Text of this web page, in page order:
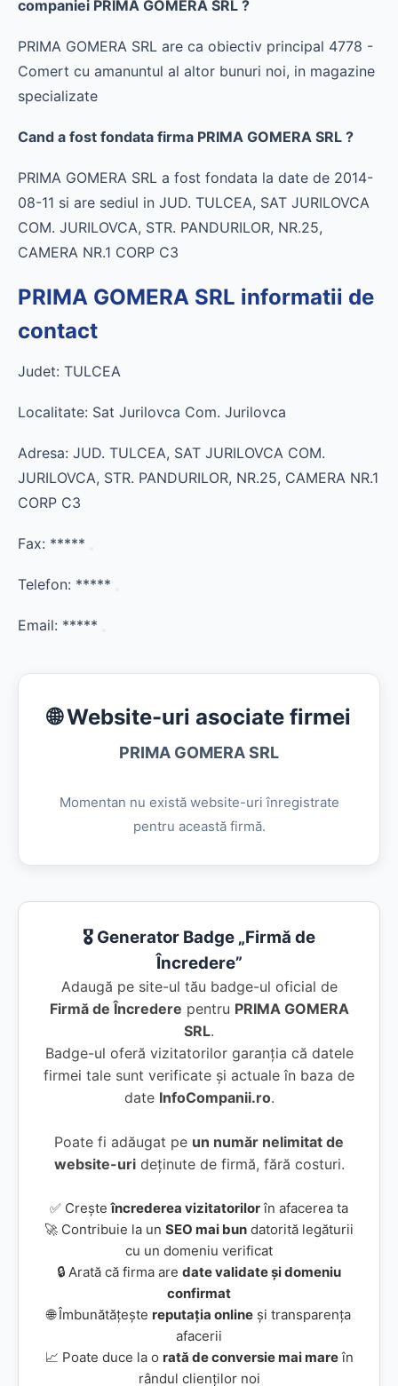
companiei PRIMA GOMERA SRL ?
PRIMA GOMERA SRL are ca obiectiv principal 4778 -
Comert cu amanuntul al altor bunuri noi, in magazine
specializate
Cand a fost fondata firma PRIMA GOMERA SRL ?
PRIMA GOMERA SRL a fost fondata la date de 2014-
08-11 si are sediul in JUD. TULCEA, SAT JURILOVCA
COM. JURILOVCA, STR. PANDURILOR, NR.25,
CAMERA NR.1 CORP C3
PRIMA GOMERA SRL informatii de
contact
Judet: TULCEA
Localitate: Sat Jurilovca Com. Jurilovca
Adresa: JUD. TULCEA, SAT JURILOVCA COM.
JURILOVCA, STR. PANDURILOR, NR.25, CAMERA NR.1
CORP C3
Fax: *****
Telefon: *****
Email: *****
🌐 Website-uri asociate firmei
PRIMA GOMERA SRL
Momentan nu există website-uri înregistrate
pentru această firmă.
🎖️ Generator Badge „Firmă de
Încredere”
Adaugă pe site-ul tău badge-ul oficial de
Firmă de Încredere pentru PRIMA GOMERA
SRL.
Badge-ul oferă vizitatorilor garanția că datele
firmei tale sunt verificate și actuale în baza de
date InfoCompanii.ro.
Poate fi adăugat pe un număr nelimitat de
website-urideținute de firmă, fără costuri.
✅ Creșteîncrederea vizitatorilorîn afacerea ta
🚀 Contribuie la un SEO mai bun datorită legăturii
cu un domeniu verificat
🔒 Arată că firma are date validate și domeniu
confirmat
🌐 Îmbunătățește reputația online și transparența
afacerii
📈 Poate duce la o rată de conversie mai mareîn
rândul clienților noi